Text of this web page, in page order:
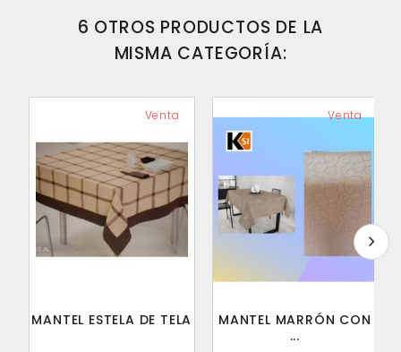
6 OTROS PRODUCTOS DE LA
MISMA CATEGORÍA:
Venta
MANTEL ESTELA DE TELA
Venta
MANTEL MARRÓN CON
...